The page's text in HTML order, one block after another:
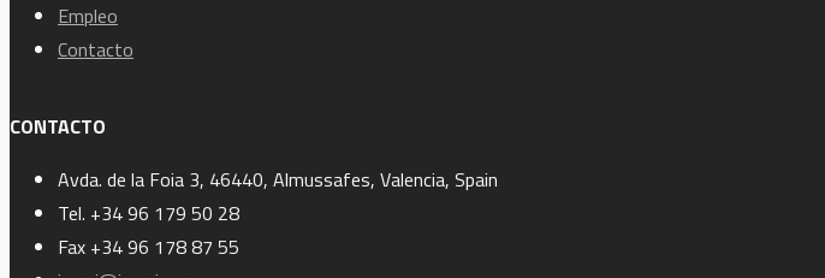
Empleo
Contacto
CONTACTO
Avda. de la Foia 3, 46440, Almussafes, Valencia, Spain
Tel. +34 96 179 50 28
Fax +34 96 178 87 55